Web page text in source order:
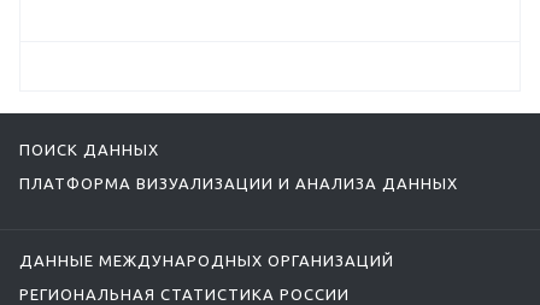
ПОИСК ДАННЫХ
ПЛАТФОРМА ВИЗУАЛИЗАЦИИ И АНАЛИЗА ДАННЫХ
ДАННЫЕ МЕЖДУНАРОДНЫХ ОРГАНИЗАЦИЙ
РЕГИОНАЛЬНАЯ СТАТИСТИКА РОССИИ